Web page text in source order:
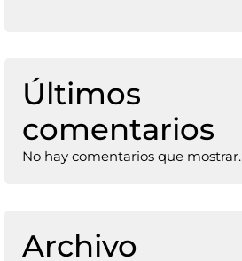
Últimos
comentarios
No hay comentarios que mostrar.
Archivo